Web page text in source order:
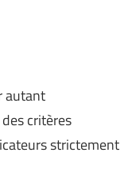
autant
critères
strictement